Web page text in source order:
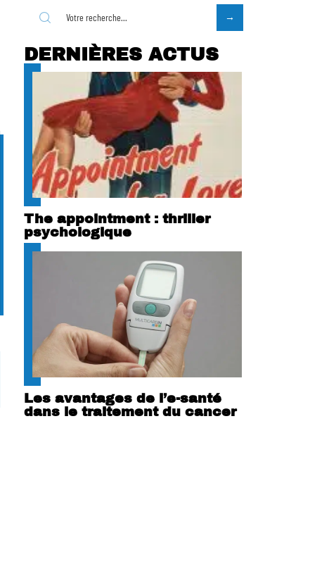
DERNIÈRES ACTUS
The appointment : thriller
psychologique
Les avantages de l’e-santé
dans le traitement du cancer